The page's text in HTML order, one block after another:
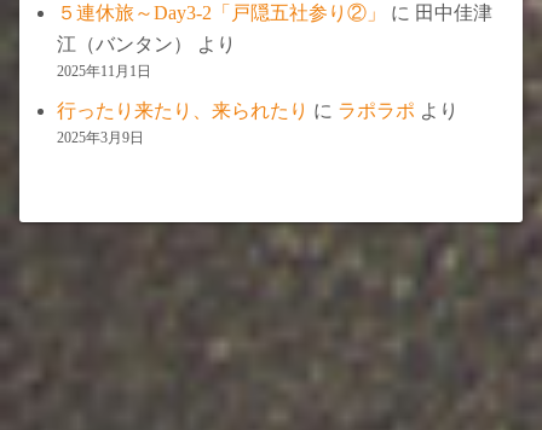
５連休旅～Day3-2「戸隠五社参り②」 に 田中佳津
江（バンタン）
より
2025年11月1日
行ったり来たり、来られたり に ラポラポ より
2025年3月9日